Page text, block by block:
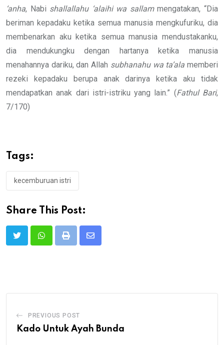
‘anha, Nabi shallallahu ‘alaihi wa sallammengatakan, “Dia
beriman kepadaku ketika semua manusia mengkufuriku, dia
membenarkan aku ketika semua manusia mendustakanku,
dia mendukungku dengan hartanya ketika manusia
menahannya dariku, dan Allah subhanahu wa ta’ala memberi
rezeki kepadaku berupa anak darinya ketika aku tidak
mendapatkan anak dari istri-istriku yang lain.” (Fathul Bari,
7/170)
Tags:
kecemburuan istri
Share This Post:
Print
Share
PREVIOUS POST
Kado Untuk Ayah Bunda